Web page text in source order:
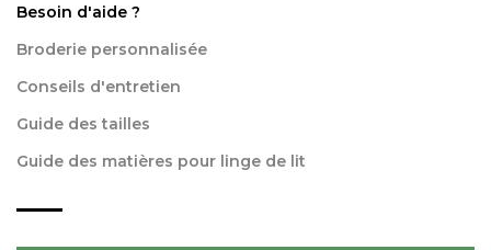
Besoin d'aide ?
Broderie personnalisée
Conseils d'entretien
Guide des tailles
Guide des matières pour linge de lit